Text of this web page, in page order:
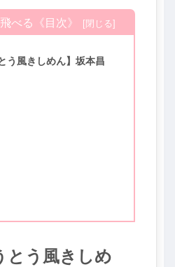
べる《目次》
う風きしめん】坂本昌
とう風きしめ